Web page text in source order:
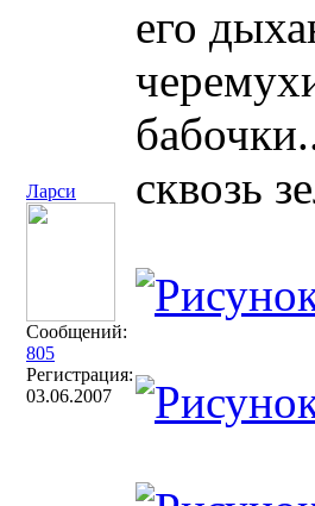
Ларси
Сообщений:
805
Регистрация:
03.06.2007
его
сквозь